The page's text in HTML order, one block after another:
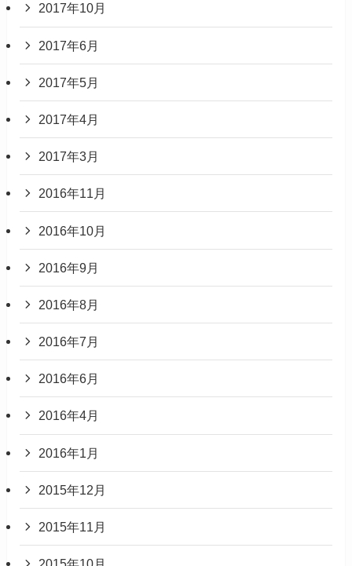
2017年10月
2017年6月
2017年5月
2017年4月
2017年3月
2016年11月
2016年10月
2016年9月
2016年8月
2016年7月
2016年6月
2016年4月
2016年1月
2015年12月
2015年11月